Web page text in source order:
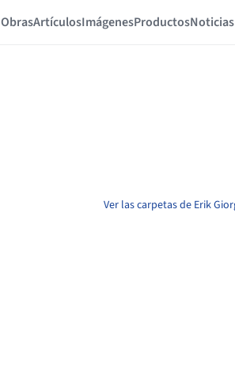
ObrasArtículosImágenesProductosNoticias
Ver las carpetas de Erik